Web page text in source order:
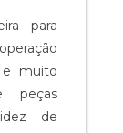
para
e muito
peças
de